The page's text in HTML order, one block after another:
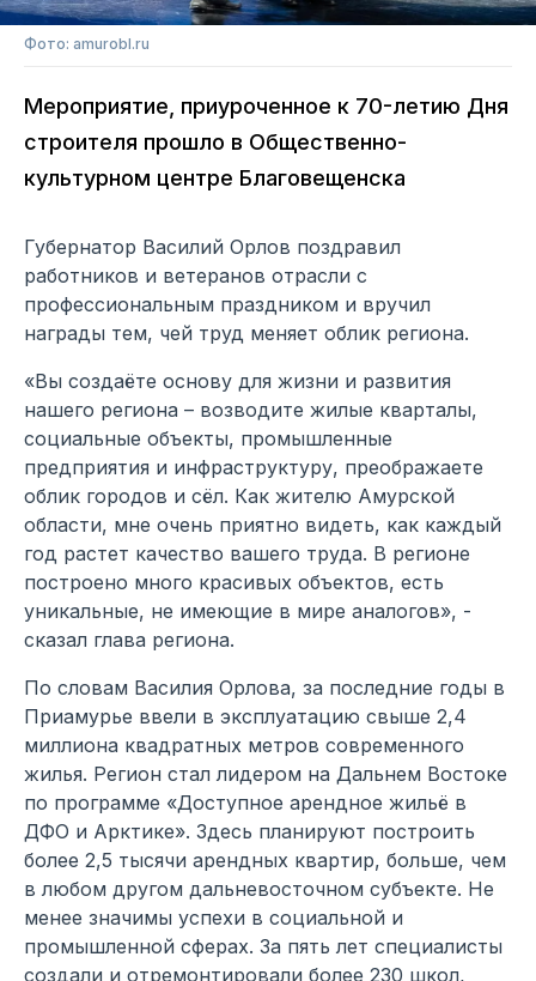
Фото: amurobl.ru
Мероприятие, приуроченное к 70-летию Дня
строителя прошло в Общественно-
культурном центре Благовещенска
Губернатор Василий Орлов поздравил
работников и ветеранов отрасли с
профессиональным праздником и вручил
награды тем, чей труд меняет облик региона.
«Вы создаёте основу для жизни и развития
нашего региона – возводите жилые кварталы,
социальные объекты, промышленные
предприятия и инфраструктуру, преображаете
облик городов и сёл. Как жителю Амурской
области, мне очень приятно видеть, как каждый
год растет качество вашего труда. В регионе
построено много красивых объектов, есть
уникальные, не имеющие в мире аналогов», -
сказал глава региона.
По словам Василия Орлова, за последние годы в
Приамурье ввели в эксплуатацию свыше 2,4
миллиона квадратных метров современного
жилья. Регион стал лидером на Дальнем Востоке
по программе «Доступное арендное жильё в
ДФО и Арктике». Здесь планируют построить
более 2,5 тысячи арендных квартир, больше, чем
в любом другом дальневосточном субъекте. Не
менее значимы успехи в социальной и
промышленной сферах. За пять лет специалисты
создали и отремонтировали более 230 школ,